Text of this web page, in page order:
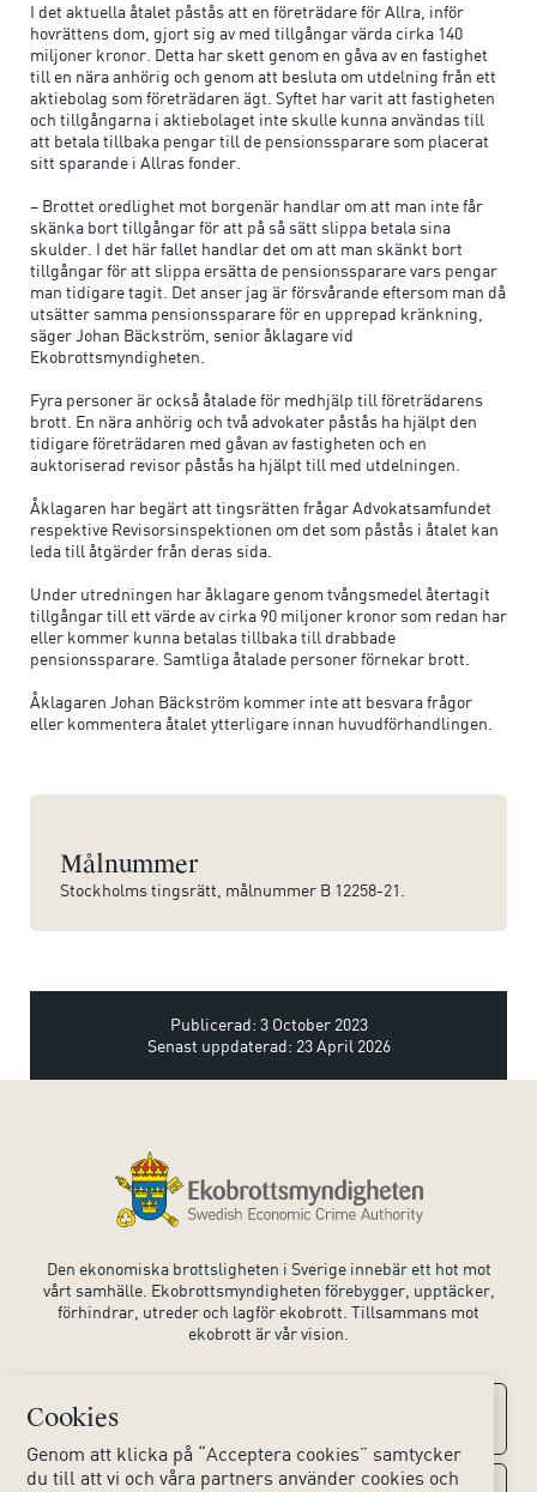
Cookies
Genom att klicka på “Acceptera cookies” samtycker
du till att vi och våra partners använder cookies och
I det aktuella åtalet påstås att en företrädare för Allra, inför
hovrättens dom, gjort sig av med tillgångar värda cirka 140
miljoner kronor. Detta har skett genom en gåva av en fastighet
till en nära anhörig och genom att besluta om utdelning från ett
aktiebolag som företrädaren ägt. Syftet har varit att fastigheten
och tillgångarna i aktiebolaget inte skulle kunna användas till
att betala tillbaka pengar till de pensionssparare som placerat
sitt sparande i Allras fonder.
– Brottet oredlighet mot borgenär handlar om att man inte får
skänka bort tillgångar för att på så sätt slippa betala sina
skulder. I det här fallet handlar det om att man skänkt bort
tillgångar för att slippa ersätta de pensionssparare vars pengar
man tidigare tagit. Det anser jag är försvårande eftersom man då
utsätter samma pensionssparare för en upprepad kränkning,
säger Johan Bäckström, senior åklagare vid
Ekobrottsmyndigheten.
Fyra personer är också åtalade för medhjälp till företrädarens
brott. En nära anhörig och två advokater påstås ha hjälpt den
tidigare företrädaren med gåvan av fastigheten och en
auktoriserad revisor påstås ha hjälpt till med utdelningen.
Åklagaren har begärt att tingsrätten frågar Advokatsamfundet
respektive Revisorsinspektionen om det som påstås i åtalet kan
leda till åtgärder från deras sida.
Under utredningen har åklagare genom tvångsmedel återtagit
tillgångar till ett värde av cirka 90 miljoner kronor som redan har
eller kommer kunna betalas tillbaka till drabbade
pensionssparare. Samtliga åtalade personer förnekar brott.
Åklagaren Johan Bäckström kommer inte att besvara frågor
eller kommentera åtalet ytterligare innan huvudförhandlingen.
Målnummer
Stockholms tingsrätt, målnummer B 12258-21.
Publicerad: 3 October 2023
Senast uppdaterad: 23 April 2026
Den ekonomiska brottsligheten i Sverige innebär ett hot mot
vårt samhälle. Ekobrottsmyndigheten förebygger, upptäcker,
förhindrar, utreder och lagför ekobrott. Tillsammans mot
ekobrott är vår vision.
Kontaktuppgifter
Kontakta oss